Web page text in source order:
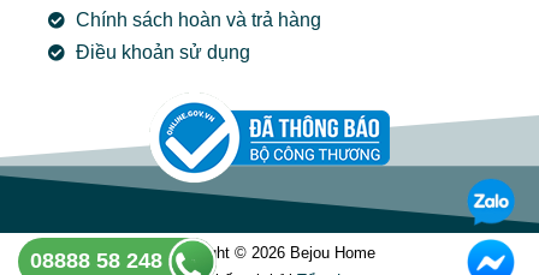
Chính sách hoàn và trả hàng
Điều khoản sử dụng
Copyright © 2026 Bejou Home
08888 58 248